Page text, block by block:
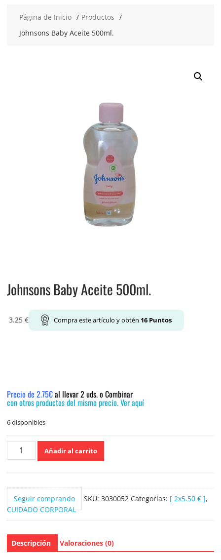
Página de Inicio
Productos
Johnsons Baby Aceite 500ml.
Johnsons Baby Aceite 500ml.
3.25 € Compra este artículo y obtén 16Puntos
Precio de 2.75€al llevar 2 uds. o Combinar
con otros productos del mismo precio. Ver aquí
6 disponibles
Johnsons
Baby
cantidad
Añadir al carrito
Seguir comprando SKU: 3030052 Categorías: [ 2x5.50 € ],
CUIDADO CORPORAL
Descripción Valoraciones (0)